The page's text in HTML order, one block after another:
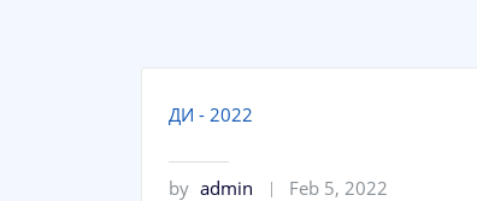
ДИ - 2022
by admin Feb 5, 2022